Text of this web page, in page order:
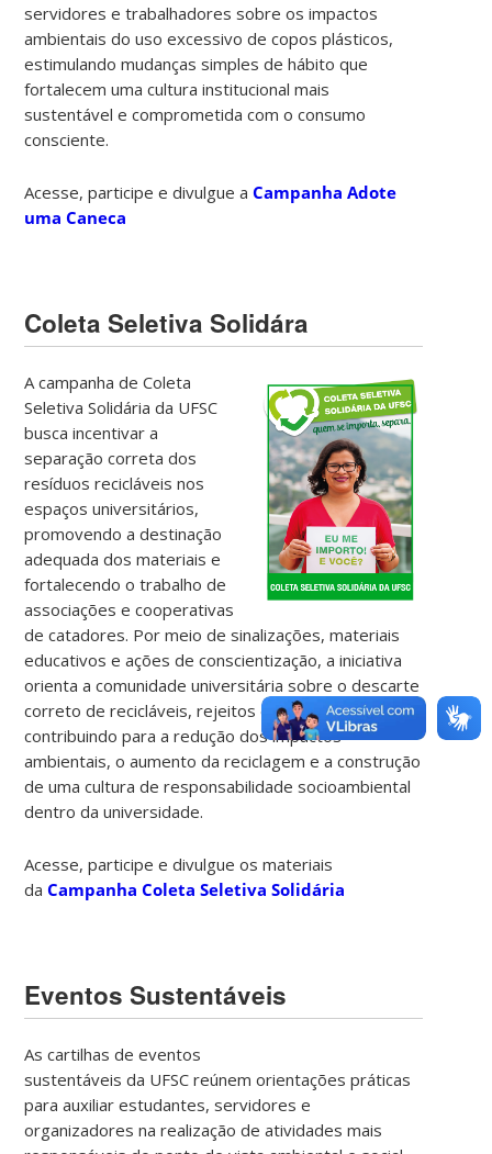
servidores e trabalhadores sobre os impactos
ambientais do uso excessivo de copos plásticos,
estimulando mudanças simples de hábito que
fortalecem uma cultura institucional mais
sustentável e comprometida com o consumo
consciente.
Acesse, participe e divulgue aCampanha Adote
uma Caneca
Coleta Seletiva Solidára
A campanha de Coleta
Seletiva Solidária da UFSC
busca incentivar a
separação correta dos
resíduos recicláveis nos
espaços universitários,
promovendo a destinação
adequada dos materiais e
fortalecendo o trabalho de
associações e cooperativas
de catadores. Por meio de sinalizações, materiais
educativos e ações de conscientização, a iniciativa
orienta a comunidade universitária sobre o descarte
correto de recicláveis, rejeitos e outros resíduos,
contribuindo para a redução dos impactos
ambientais, o aumento da reciclagem e a construção
de uma cultura de responsabilidade socioambiental
dentro da universidade.
Acesse, participe e divulgue os materiais
daCampanha Coleta Seletiva Solidária
Eventos Sustentáveis
As cartilhas de eventos
sustentáveis da UFSC reúnem orientações práticas
para auxiliar estudantes, servidores e
organizadores na realização de atividades mais